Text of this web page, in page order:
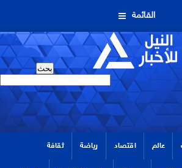
القائمة
عالم اقتصاد رياضة ثقافة